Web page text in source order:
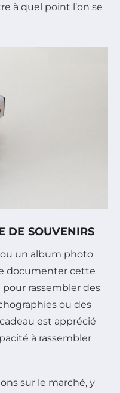
à quel point l’on se
DE SOUVENIRS
ou un album photo
documenter cette
pour rassembler des
ou des
est apprécié
à rassembler
sur le marché, y